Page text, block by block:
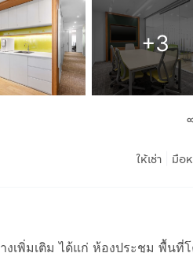
+3
ให้เช่า มือ
เพิ่มเติม ได้แก่ ห้องประชุม พื้นที่โ